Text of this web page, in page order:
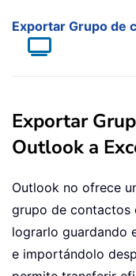
Exportar Grupo de
Exportar
Outlook a
Outlook no ofrece
grupo de contactos
lograrlo guardando
e importándolo